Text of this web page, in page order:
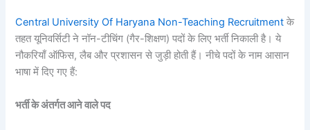
Central University Of Haryana Non-Teaching Recruitment के
तहत यूनिवर्सिटी ने नॉन-टीचिंग (गैर-शिक्षण) पदों के लिए भर्ती निकाली है। ये
नौकरियाँ ऑफिस, लैब और प्रशासन से जुड़ी होती हैं। नीचे पदों के नाम आसान
भाषा में दिए गए हैं:
भर्ती के अंतर्गत आने वाले पद